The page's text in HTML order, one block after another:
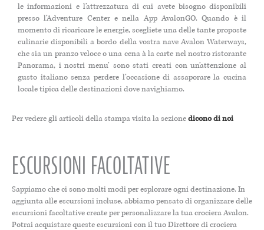
le informazioni e l’attrezzatura di cui avete bisogno disponibili
presso l’Adventure Center e nella App AvalonGO. Quando è il
momento di ricaricare le energie, scegliete una delle tante proposte
culinarie disponibili a bordo della vostra nave Avalon Waterways,
che sia un pranzo veloce o una cena à la carte nel nostro ristorante
Panorama, i nostri menu’ sono stati creati con un’attenzione al
gusto italiano senza perdere l’occasione di assaporare la cucina
locale tipica delle destinazioni dove navighiamo.
Per vedere gli articoli della stampa visita la sezionedicono di noi
ESCURSIONI FACOLTATIVE
Sappiamo che ci sono molti modi per esplorare ogni destinazione. In
aggiunta alle escursioni incluse, abbiamo pensato di organizzare delle
escursioni facoltative create per personalizzare la tua crociera Avalon.
Potrai acquistare queste escursioni con il tuo Direttore di crociera